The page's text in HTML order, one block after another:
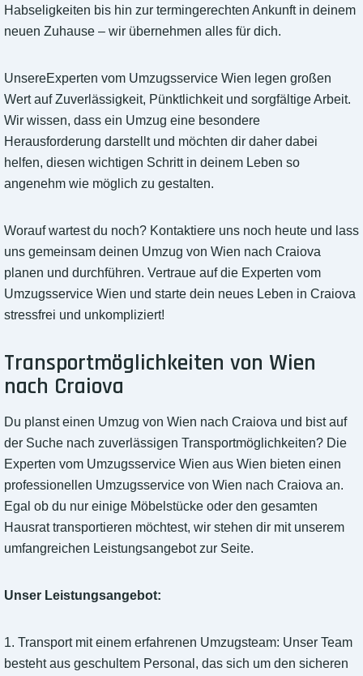
Habseligkeiten bis hin zur termingerechten Ankunft in deinem
neuen Zuhause – wir übernehmen alles für dich.
UnsereExperten vom Umzugsservice Wien legen großen
Wert auf Zuverlässigkeit, Pünktlichkeit und sorgfältige Arbeit.
Wir wissen, dass ein Umzug eine besondere
Herausforderung darstellt und möchten dir daher dabei
helfen, diesen wichtigen Schritt in deinem Leben so
angenehm wie möglich zu gestalten.
Worauf wartest du noch? Kontaktiere uns noch heute und lass
uns gemeinsam deinen Umzug von Wien nach Craiova
planen und durchführen. Vertraue auf die Experten vom
Umzugsservice Wien und starte dein neues Leben in Craiova
stressfrei und unkompliziert!
Transportmöglichkeiten von Wien
nach Craiova
Du planst einen Umzug von Wien nach Craiova und bist auf
der Suche nach zuverlässigen Transportmöglichkeiten? Die
Experten vom Umzugsservice Wien aus Wien bieten einen
professionellen Umzugsservice von Wien nach Craiova an.
Egal ob du nur einige Möbelstücke oder den gesamten
Hausrat transportieren möchtest, wir stehen dir mit unserem
umfangreichen Leistungsangebot zur Seite.
Unser Leistungsangebot:
1. Transport mit einem erfahrenen Umzugsteam: Unser Team
besteht aus geschultem Personal, das sich um den sicheren